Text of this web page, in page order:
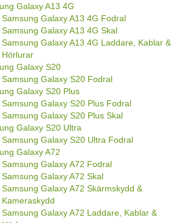
Galaxy A13 4G
Samsung Galaxy A13 4G Fodral
Samsung Galaxy A13 4G Skal
Samsung Galaxy A13 4G Laddare, Kablar &
Hörlurar
Galaxy S20
Samsung Galaxy S20 Fodral
Galaxy S20 Plus
Samsung Galaxy S20 Plus Fodral
Samsung Galaxy S20 Plus Skal
Galaxy S20 Ultra
Samsung Galaxy S20 Ultra Fodral
Galaxy A72
Samsung Galaxy A72 Fodral
Samsung Galaxy A72 Skal
Samsung Galaxy A72 Skärmskydd &
Kameraskydd
Samsung Galaxy A72 Laddare, Kablar &